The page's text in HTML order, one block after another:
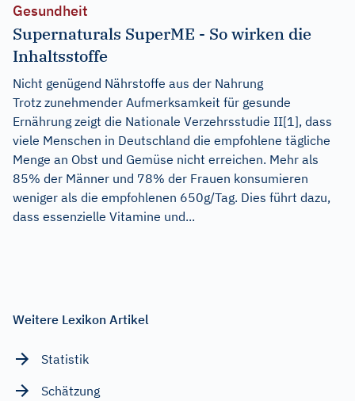
Gesundheit
Supernaturals SuperME - So wirken die
Inhaltsstoffe
Nicht genügend Nährstoffe aus der Nahrung
Trotz zunehmender Aufmerksamkeit für gesunde
Ernährung zeigt die Nationale Verzehrsstudie II[1], dass
viele Menschen in Deutschland die empfohlene tägliche
Menge an Obst und Gemüse nicht erreichen. Mehr als
85% der Männer und 78% der Frauen konsumieren
weniger als die empfohlenen 650g/Tag. Dies führt dazu,
dass essenzielle Vitamine und...
Weitere Lexikon Artikel
Statistik
Schätzung